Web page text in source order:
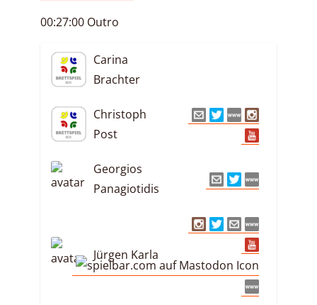
00:27:00 Outro
Carina
Brachter
Christoph
Post
Georgios
Panagiotidis
Jürgen Karla